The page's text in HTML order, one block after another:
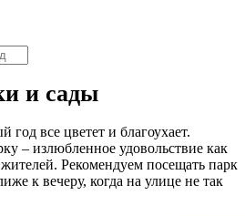
и сады
год все цветет и благоухает.
– излюбленное удовольствие как
Рекомендуем посещать парк
к вечеру, когда на улице не так